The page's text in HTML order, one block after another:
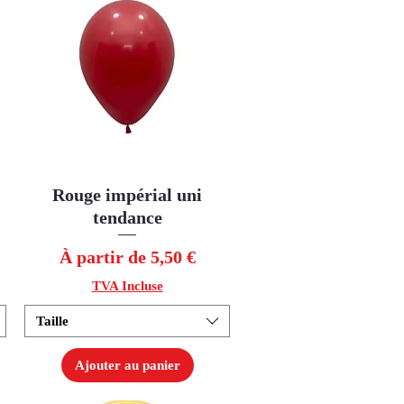
Aperçu rapide
Rouge impérial uni
tendance
À partir de 5,50 €
Prix promotionnel
TVA Incluse
Taille
Ajouter au panier